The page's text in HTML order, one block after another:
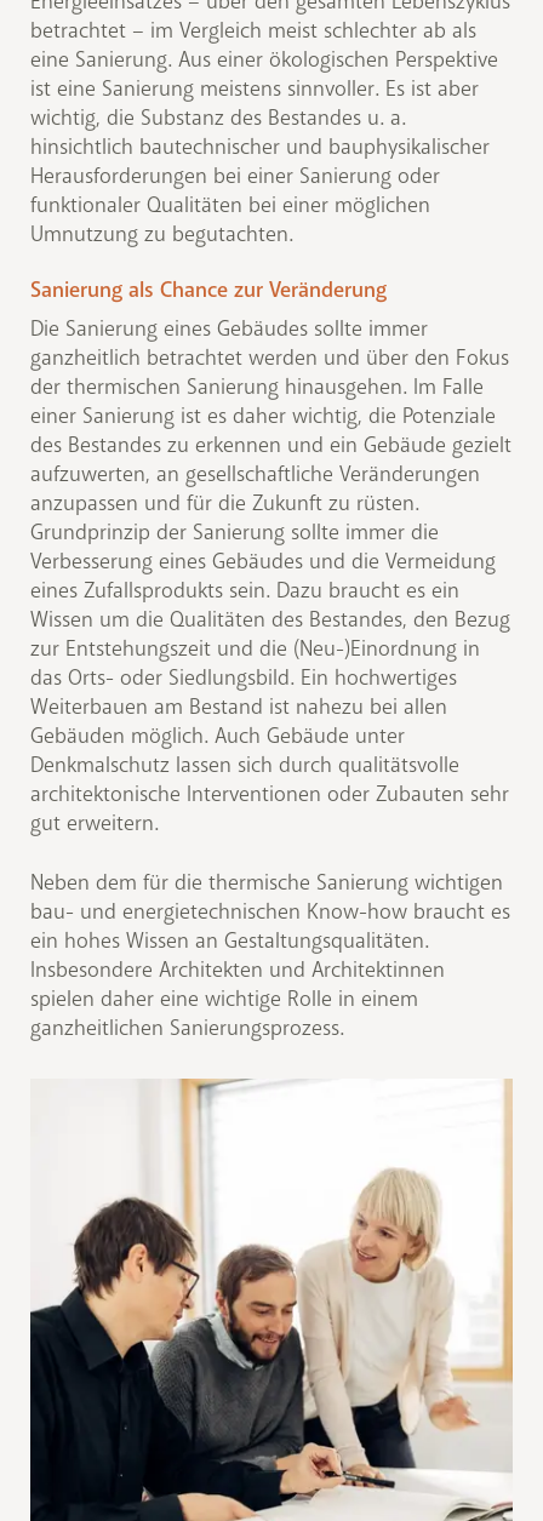
betrachtet – im Vergleich meist schlechter ab als
eine Sanierung. Aus einer ökologischen Perspektive
ist eine Sanierung meistens sinnvoller. Es ist aber
wichtig, die Substanz des Bestandes u. a.
hinsichtlich bautechnischer und bauphysikalischer
Herausforderungen bei einer Sanierung oder
funktionaler Qualitäten bei einer möglichen
Umnutzung zu begutachten.
Sanierung als Chance zur Veränderung
Die Sanierung eines Gebäudes sollte immer
ganzheitlich betrachtet werden und über den Fokus
der thermischen Sanierung hinausgehen. Im Falle
einer Sanierung ist es daher wichtig, die Potenziale
des Bestandes zu erkennen und ein Gebäude gezielt
aufzuwerten, an gesellschaftliche Veränderungen
anzupassen und für die Zukunft zu rüsten.
Grundprinzip der Sanierung sollte immer die
Verbesserung eines Gebäudes und die Vermeidung
eines Zufallsprodukts sein. Dazu braucht es ein
Wissen um die Qualitäten des Bestandes, den Bezug
zur Entstehungszeit und die (Neu-)Einordnung in
das Orts- oder Siedlungsbild. Ein hochwertiges
Weiterbauen am Bestand ist nahezu bei allen
Gebäuden möglich. Auch Gebäude unter
Denkmalschutz lassen sich durch qualitätsvolle
architektonische Interventionen oder Zubauten sehr
gut erweitern.
Neben dem für die thermische Sanierung wichtigen
bau- und energietechnischen Know-how braucht es
ein hohes Wissen an Gestaltungsqualitäten.
Insbesondere Architekten und Architektinnen
spielen daher eine wichtige Rolle in einem
ganzheitlichen Sanierungsprozess.